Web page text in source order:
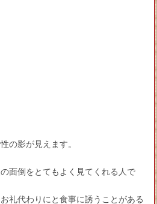
の影が見えます。
面倒をとてもよく見てくれる人で
礼代わりにと食事に誘うことがある